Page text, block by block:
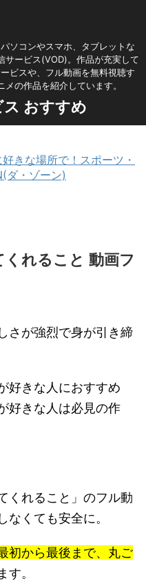
ソコンやスマホ、タブレットな
サービス(VOD)。作品が充実して
ビスや、フル動画を無料視聴す
の作品を紹介しています。
おすすめ
きな場所で！スポーツ・
ダ・ゾーン)
れること 動画フ
さが強烈で身が引き締
好きな人におすすめ
好きな人は必見の作
くれること」のフル動
なくても安全に。
初から最後まで、丸ご
す。